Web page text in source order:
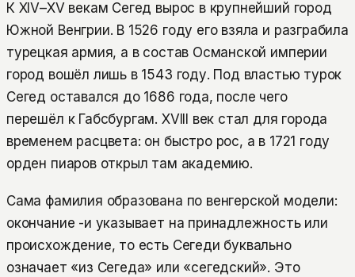
К XIV–XV векам Сегед вырос в крупнейший город
Южной Венгрии. В 1526 году его взяла и разграбила
турецкая армия, а в состав Османской империи
город вошёл лишь в 1543 году. Под властью турок
Сегед оставался до 1686 года, после чего
перешёл к Габсбургам. XVIII век стал для города
временем расцвета: он быстро рос, а в 1721 году
орден пиаров открыл там академию.
Сама фамилия образована по венгерской модели:
окончание -и указывает на принадлежность или
происхождение, то есть Сегеди буквально
означает «из Сегеда» или «сегедский». Это